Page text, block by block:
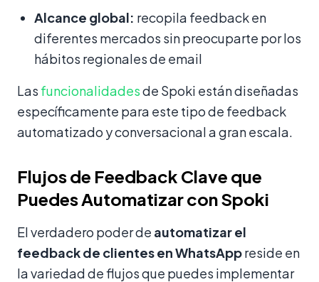
Alcance global: recopila feedback en
diferentes mercados sin preocuparte por los
hábitos regionales de email
Las funcionalidadesde Spoki están diseñadas
específicamente para este tipo de feedback
automatizado y conversacional a gran escala.
Flujos de Feedback Clave que
Puedes Automatizar con Spoki
El verdadero poder de automatizar el
feedback de clientes en WhatsAppreside en
la variedad de flujos que puedes implementar